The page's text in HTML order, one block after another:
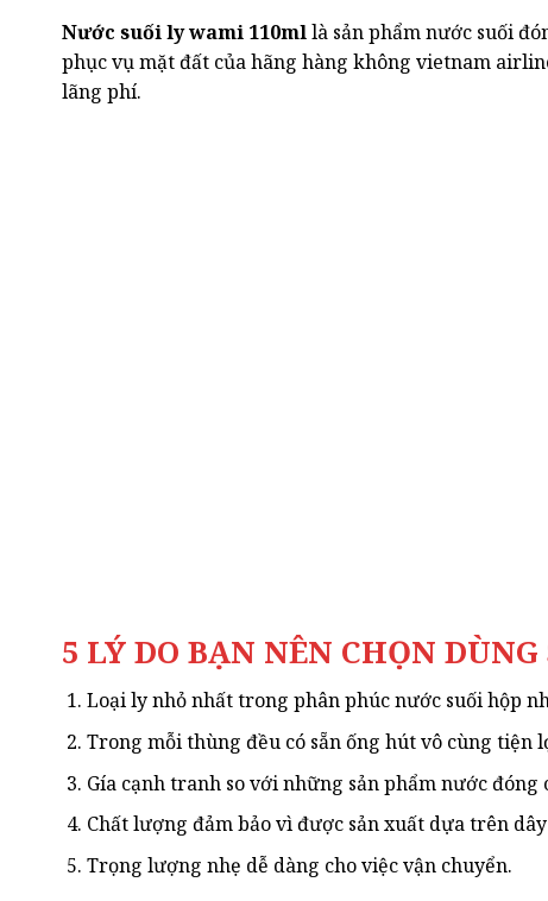
Nước suối ly wami 110mllà sản phẩm nước suối
phục vụ mặt đất của hãng hàng không vietnam
lãng phí.
5 LÝ DO BẠN NÊN CHỌN
Loại ly nhỏ nhất trong phân phúc nước suối hộp
Trong mỗi thùng đều có sẵn ống hút vô cùng tiện
Gía cạnh tranh so với những sản phẩm nước đóng
Chất lượng đảm bảo vì được sản xuất dựa trên
Trọng lượng nhẹ dễ dàng cho việc vận chuyển.